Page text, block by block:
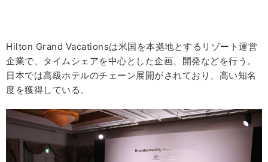
Hilton Grand Vacationsは米国を本拠地とするリゾート運営
企業で、タイムシェアを中心とした企画、開発などを行う。
日本では高級ホテルのチェーン展開がされており、高い知名
度を獲得している。